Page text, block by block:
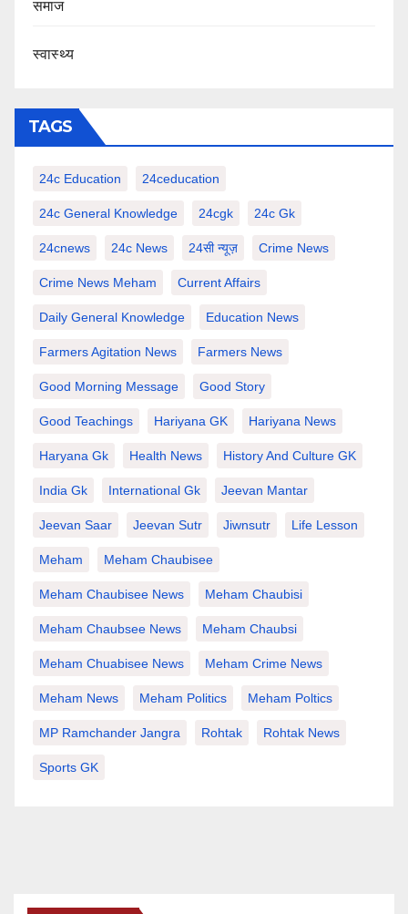
समाज
स्वास्थ्य
TAGS
24c Education 24ceducation
24c General Knowledge 24cgk 24c Gk
24cnews 24c News 24सी न्यूज़ Crime News
Crime News Meham Current Affairs
Daily General Knowledge Education News
Farmers Agitation News Farmers News
Good Morning Message Good Story
Good Teachings Hariyana GK Hariyana News
Haryana Gk Health News History And Culture GK
India Gk International Gk Jeevan Mantar
Jeevan Saar Jeevan Sutr Jiwnsutr Life Lesson
Meham Meham Chaubisee
Meham Chaubisee News Meham Chaubisi
Meham Chaubsee News Meham Chaubsi
Meham Chuabisee News Meham Crime News
Meham News Meham Politics Meham Poltics
MP Ramchander Jangra Rohtak Rohtak News
Sports GK